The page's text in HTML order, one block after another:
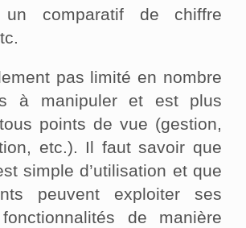
un comparatif de chiffre
pas limité en nombre
à manipuler et est plus
points de vue (gestion,
etc.). Il faut savoir que
simple d’utilisation et que
peuvent exploiter ses
de manière